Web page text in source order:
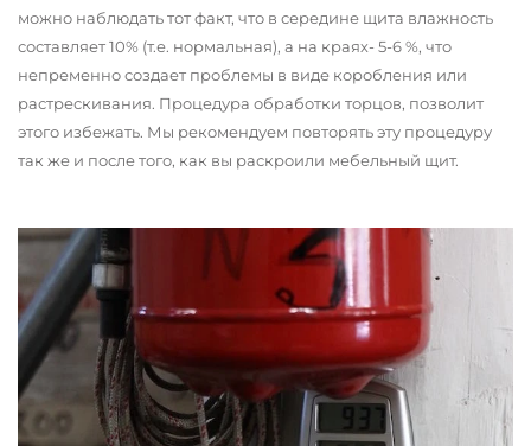
можно наблюдать тот факт, что в середине щита влажность
составляет 10% (т.е. нормальная), а на краях- 5-6 %, что
непременно создает проблемы в виде коробления или
растрескивания. Процедура обработки торцов, позволит
этого избежать. Мы рекомендуем повторять эту процедуру
так же и после того, как вы раскроили мебельный щит.